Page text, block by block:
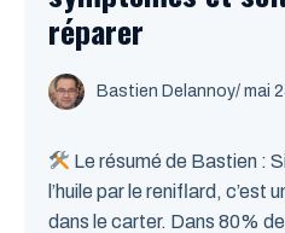
réparer
Bastien Delannoy/ mai
Le résumé de Bastien :
l’huile par le reniflard, c’est
dans le carter. Dans 80%